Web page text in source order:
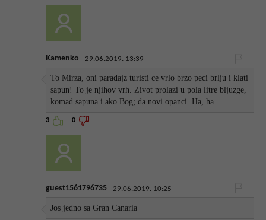
Kamenko 29.06.2019. 13:39
To Mirza, oni paradajz turisti ce vrlo brzo peci brlju i klati
sapun! To je njihov vrh. Zivot prolazi u pola litre bljuzge,
komad sapuna i ako Bog; da novi opanci. Ha, ha.
3 0
guest1561796735 29.06.2019. 10:25
Jos jedno sa Gran Canaria